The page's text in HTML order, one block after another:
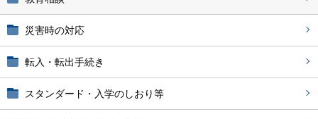
災害時の対応
転入・転出手続き
スタンダード・入学のしおり等